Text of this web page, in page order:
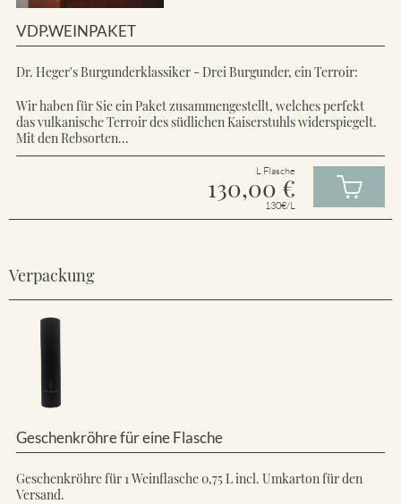
VDP.WEINPAKET
Dr. Heger's Burgunderklassiker - Drei Burgunder, ein Terroir:
Wir haben für Sie ein Paket zusammengestellt, welches perfekt
das vulkanische Terroir des südlichen Kaiserstuhls widerspiegelt.
Mit den Rebsorten...
L Flasche
130,00 €
130€/L
Verpackung
Geschenkröhre für eine Flasche
Geschenkröhre für 1 Weinflasche 0,75 L incl. Umkarton für den
Versand.